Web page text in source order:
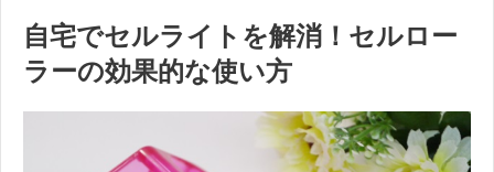
自宅でセルライトを解消！セルロー
ラーの効果的な使い方